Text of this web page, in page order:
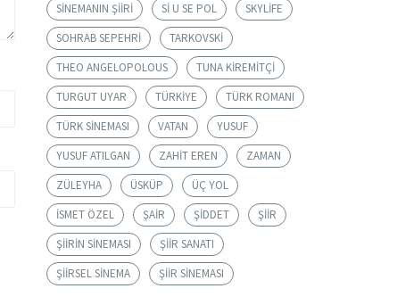
SINEMANIN ŞIIRI
SI U SE POL
SKYLIFE
SOHRAB SEPEHRI
TARKOVSKI
THEO ANGELOPOLOUS
TUNA KIREMITÇI
TURGUT UYAR
TÜRKIYE
TÜRK ROMANI
TÜRK SINEMASI
VATAN
YUSUF
YUSUF ATILGAN
ZAHIT EREN
ZAMAN
ZÜLEYHA
ÜSKÜP
ÜÇ YOL
İSMET ÖZEL
ŞAIR ŞIDDET
ŞIIR
ŞIIRIN SINEMASI
ŞIIR SANATI
ŞIIRSEL SINEMA
ŞIIR SINEMASI